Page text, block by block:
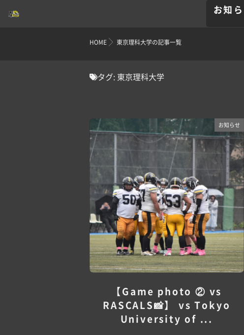
お知
HOME 東京理科大学の記事一覧
タグ: 東京理科大学
お知らせ
【Game photo ② vs
RASCALS📸】 vs Tokyo
University of ...